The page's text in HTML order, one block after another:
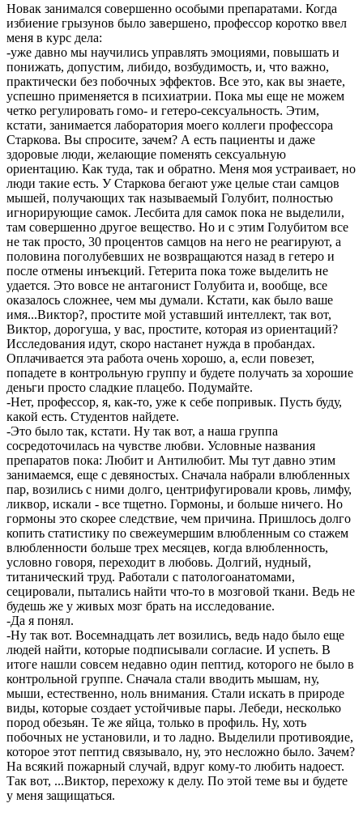
Новак занимался совершенно особыми препаратами. Когда
избиение грызунов было завершено, профессор коротко ввел
меня в курс дела:
-уже давно мы научились управлять эмоциями, повышать и
понижать, допустим, либидо, возбудимость, и, что важно,
практически без побочных эффектов. Все это, как вы знаете,
успешно применяется в психиатрии. Пока мы еще не можем
четко регулировать гомо- и гетеро-сексуальность. Этим,
кстати, занимается лаборатория моего коллеги профессора
Старкова. Вы спросите, зачем? А есть пациенты и даже
здоровые люди, желающие поменять сексуальную
ориентацию. Как туда, так и обратно. Меня моя устраивает, но
люди такие есть. У Старкова бегают уже целые стаи самцов
мышей, получающих так называемый Голубит, полностью
игнорирующие самок. Лесбита для самок пока не выделили,
там совершенно другое вещество. Но и с этим Голубитом все
не так просто, 30 процентов самцов на него не реагируют, а
половина поголубевших не возвращаются назад в гетеро и
после отмены инъекций. Гетерита пока тоже выделить не
удается. Это вовсе не антагонист Голубита и, вообще, все
оказалось сложнее, чем мы думали. Кстати, как было ваше
имя...Виктор?, простите мой уставший интеллект, так вот,
Виктор, дорогуша, у вас, простите, которая из ориентаций?
Исследования идут, скоро настанет нужда в пробандах.
Оплачивается эта работа очень хорошо, а, если повезет,
попадете в контрольную группу и будете получать за хорошие
деньги просто сладкие плацебо. Подумайте.
-Нет, профессор, я, как-то, уже к себе попривык. Пусть буду,
какой есть. Студентов найдете.
-Это было так, кстати. Ну так вот, а наша группа
сосредоточилась на чувстве любви. Условные названия
препаратов пока: Любит и Антилюбит. Мы тут давно этим
занимаемся, еще с девяностых. Сначала набрали влюбленных
пар, возились с ними долго, центрифугировали кровь, лимфу,
ликвор, искали - все тщетно. Гормоны, и больше ничего. Но
гормоны это скорее следствие, чем причина. Пришлось долго
копить статистику по свежеумершим влюбленным со стажем
влюбленности больше трех месяцев, когда влюбленность,
условно говоря, переходит в любовь. Долгий, нудный,
титанический труд. Работали с патологоанатомами,
сецировали, пытались найти что-то в мозговой ткани. Ведь не
будешь же у живых мозг брать на исследование.
-Да я понял.
-Ну так вот. Восемнадцать лет возились, ведь надо было еще
людей найти, которые подписывали согласие. И успеть. В
итоге нашли совсем недавно один пептид, которого не было в
контрольной группе. Сначала стали вводить мышам, ну,
мыши, естественно, ноль внимания. Стали искать в природе
виды, которые создает устойчивые пары. Лебеди, несколько
пород обезьян. Те же яйца, только в профиль. Ну, хоть
побочных не установили, и то ладно. Выделили противоядие,
которое этот пептид связывало, ну, это несложно было. Зачем?
На всякий пожарный случай, вдруг кому-то любить надоест.
Так вот, ...Виктор, перехожу к делу. По этой теме вы и будете
у меня защищаться.